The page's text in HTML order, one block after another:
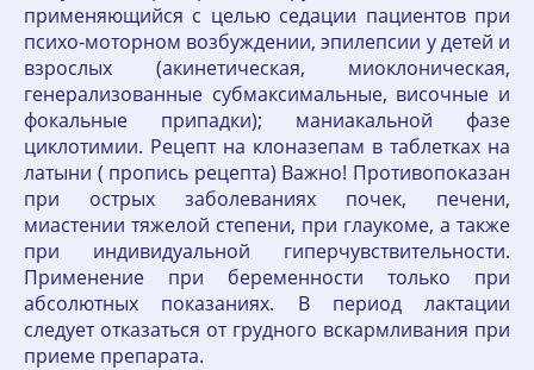
применяющийся с целью седации пациентов при
психо-моторном возбуждении, эпилепсии у детей и
взрослых (акинетическая, миоклоническая,
генерализованные субмаксимальные, височные и
фокальные припадки); маниакальной фазе
циклотимии. Рецепт на клоназепам в таблетках на
латыни ( пропись рецепта) Важно! Противопоказан
при острых заболеваниях почек, печени,
миастении тяжелой степени, при глаукоме, а также
при индивидуальной гиперчувствительности.
Применение при беременности только при
абсолютных показаниях. В период лактации
следует отказаться от грудного вскармливания при
приеме препарата.